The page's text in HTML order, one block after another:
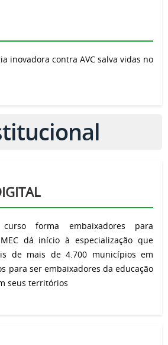
inovadora contra AVC salva vidas no
forma embaixadores para
dá início à especialização que
de mais de 4.700 municípios em
para ser embaixadores da educação
seus territórios